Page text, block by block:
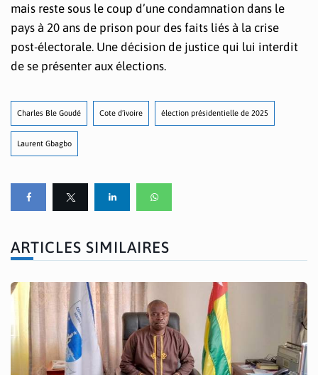
mais reste sous le coup d’une condamnation dans le
pays à 20 ans de prison pour des faits liés à la crise
post-électorale. Une décision de justice qui lui interdit
de se présenter aux élections.
Charles Ble Goudé Cote d’ivoire élection présidentielle de 2025
Laurent Gbagbo
ARTICLES SIMILAIRES